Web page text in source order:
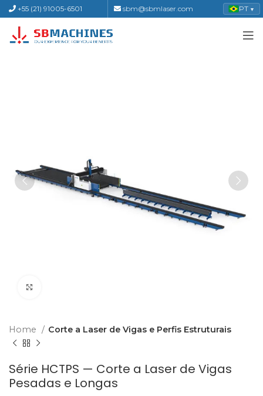
+55 (21) 91005-6501 sbm@sbmlaser.com PT ▼
Home Corte a Laser de Vigas e Perfis Estruturais
Série HCTPS — Corte a Laser de Vigas
Pesadas e Longas